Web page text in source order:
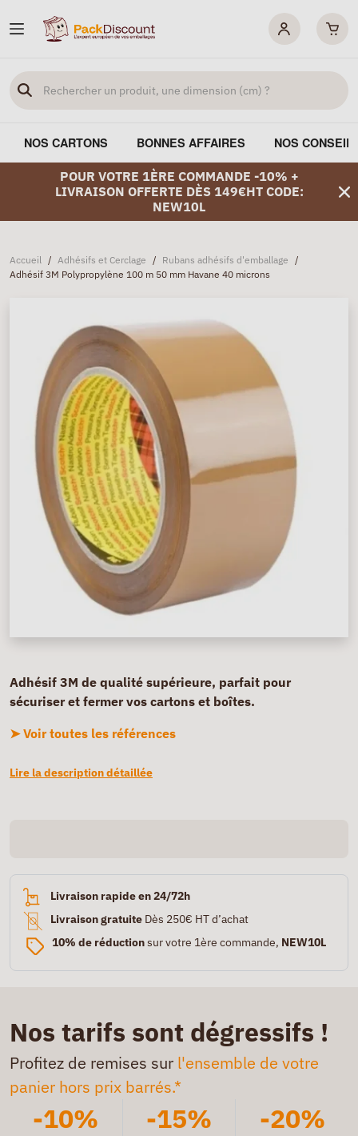
NOS CARTONS BONNES AFFAIRES NOS
POUR VOTRE 1ÈRE COMMANDE -10% +
LIVRAISON OFFERTE DÈS 149€HT CODE:
NEW10L
Accueil / Adhésifs et Cerclage / Rubans adhésifs d'emballage /
Adhésif 3M Polypropylène 100 m 50 mm Havane 40 microns
Adhésif 3M de qualité supérieure, parfait pour
sécuriser et fermer vos cartons et boîtes.
➤ Voir toutes les références
Lire la description détaillée
Livraison rapide en 24/72h
Livraison gratuite Dès 250€ HT d’achat
10% de réductionsur votre 1ère commande, NEW10L
Nos tarifs sont dégressifs !
Profitez de remises sur l'ensemble de votre
panier hors prix barrés.*
-10% -15% -20%